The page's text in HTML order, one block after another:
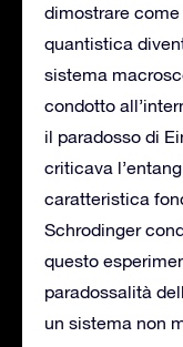
dimostrare
quantistica
sistema
condotto
il paradosso di
criticava
caratteristica
Schrodinger
questo
paradossalità
un sistema non